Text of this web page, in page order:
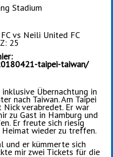
Stadium
vs Neili United FC
25
taipei-taiwan/
Übernachtung in
nach Taiwan. Am Taipei
verabredet. Er war
zu Gast in Hamburg und
Er freute sich riesig
wieder zu treffen.
und er kümmerte sich
mir zwei Tickets für die